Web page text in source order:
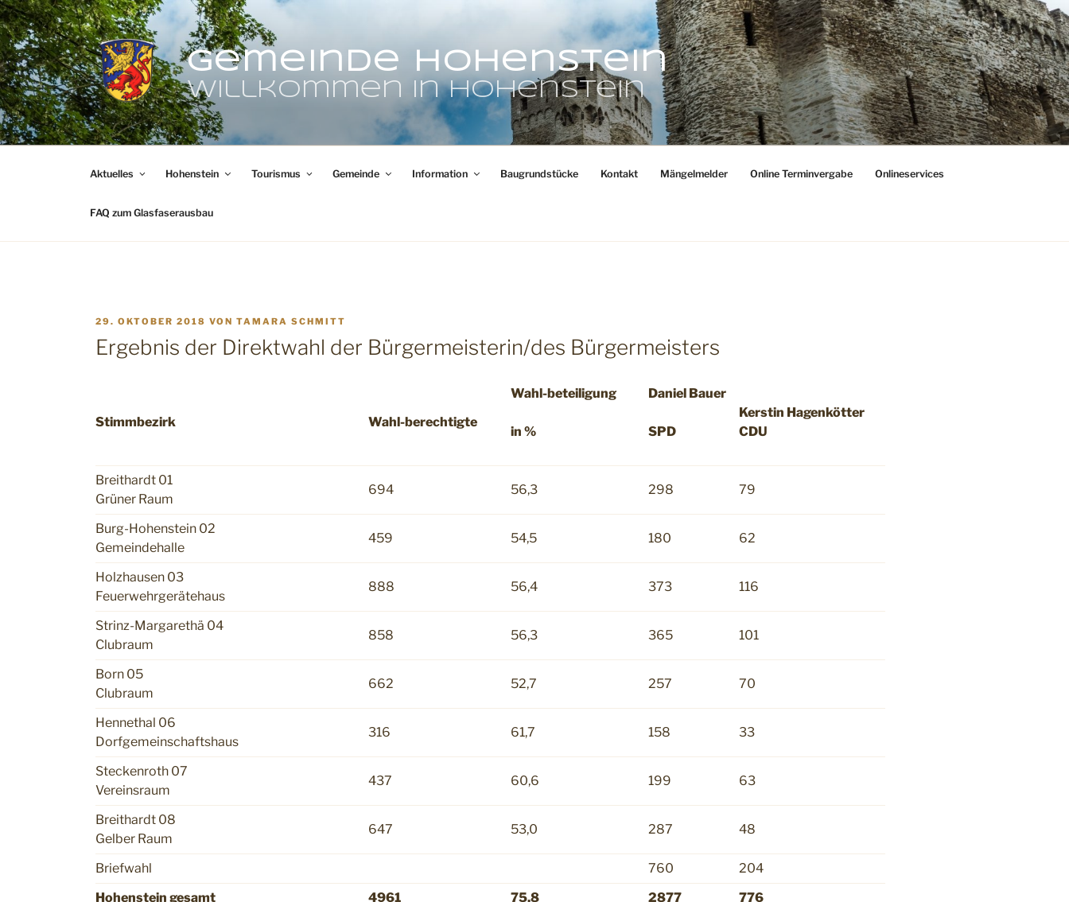
Zum
Inhalt
springen
Gemeinde Hohenstein
Willkommen in Hohenstein
Aktuelles Hohenstein Tourismus Gemeinde Information Baugrundstücke Kontakt Mängelmelder Online Terminvergabe Onlineservices
FAQ zum Glasfaserausbau
VERÖFFENTLICHT
AM
29. OKTOBER 2018 VON TAMARA SCHMITT
Ergebnis der Direktwahl der Bürgermeisterin/des Bürgermeisters
Stimmbezirk Wahl-berechtigte
Wahl-beteiligung
in %
Daniel Bauer
SPD
Kerstin Hagenkötter
CDU
Breithardt 01
Grüner Raum
694 56,3 298 79
Burg-Hohenstein 02
Gemeindehalle
459 54,5 180 62
Holzhausen 03
Feuerwehrgerätehaus
888 56,4 373 116
Strinz-Margarethä 04
Clubraum
858 56,3 365 101
Born 05
Clubraum
662 52,7 257 70
Hennethal 06
Dorfgemeinschaftshaus
316 61,7 158 33
Steckenroth 07
Vereinsraum
437 60,6 199 63
Breithardt 08
Gelber Raum
647 53,0 287 48
Briefwahl 760
204
Hohenstein gesamt
4961 75,8 2877 776